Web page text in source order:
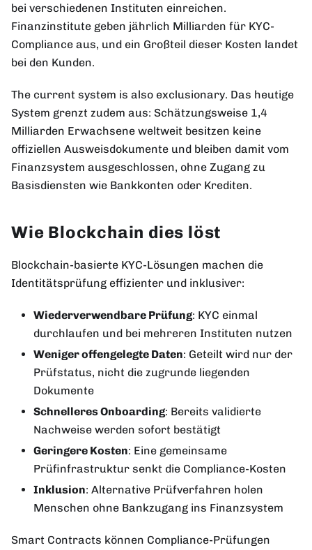
bei verschiedenen Instituten einreichen.
Finanzinstitute geben jährlich Milliarden für KYC-
Compliance aus, und ein Großteil dieser Kosten landet
bei den Kunden.
The current system is also exclusionary. Das heutige
System grenzt zudem aus: Schätzungsweise 1,4
Milliarden Erwachsene weltweit besitzen keine
offiziellen Ausweisdokumente und bleiben damit vom
Finanzsystem ausgeschlossen, ohne Zugang zu
Basisdiensten wie Bankkonten oder Krediten.
Wie Blockchain dies löst
Blockchain-basierte KYC-Lösungen machen die
Identitätsprüfung effizienter und inklusiver:
Wiederverwendbare Prüfung: KYC einmal
durchlaufen und bei mehreren Instituten nutzen
Weniger offengelegte Daten: Geteilt wird nur der
Prüfstatus, nicht die zugrunde liegenden
Dokumente
Schnelleres Onboarding: Bereits validierte
Nachweise werden sofort bestätigt
Geringere Kosten: Eine gemeinsame
Prüfinfrastruktur senkt die Compliance-Kosten
Inklusion: Alternative Prüfverfahren holen
Menschen ohne Bankzugang ins Finanzsystem
Smart Contracts können Compliance-Prüfungen